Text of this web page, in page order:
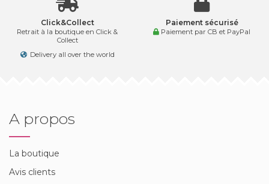
Click&Collect
Retrait à la boutique en Click &
Collect
Delivery all over the world
Paiement sécurisé
Paiement par CB et PayPal
A propos
La boutique
Avis clients